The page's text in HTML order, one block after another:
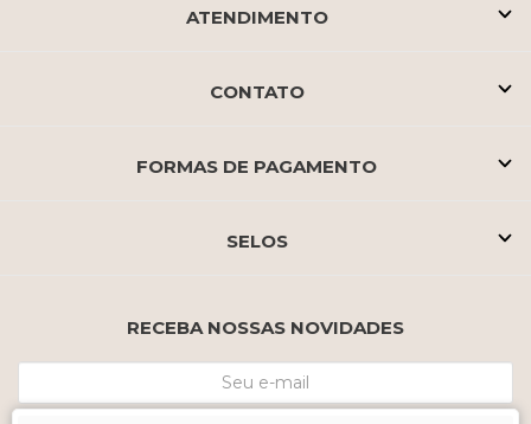
ATENDIMENTO
CONTATO
FORMAS DE PAGAMENTO
SELOS
RECEBA NOSSAS NOVIDADES